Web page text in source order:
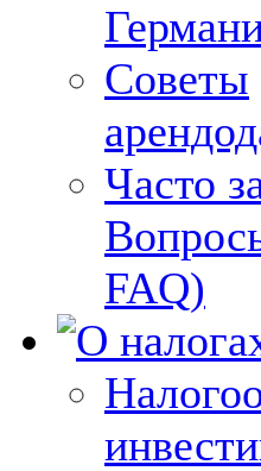
Советы
Часто
FAQ)